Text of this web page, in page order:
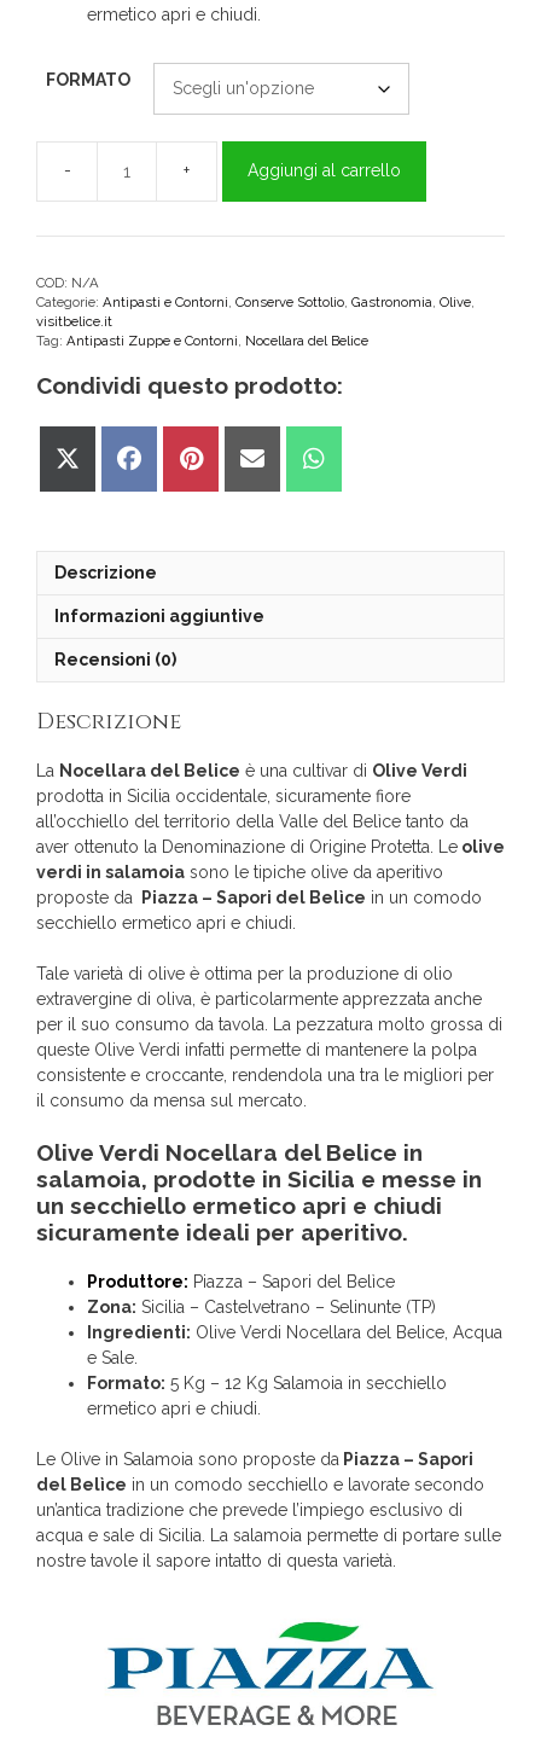
ermetico apri e chiudi.
FORMATO
Olive
Verdi
in
del
Belice
Secchiello
Aggiungi al carrello
COD: N/A
Categorie: Antipasti e Contorni Conserve Sottolio Gastronomia Olive
visitbelice.it
Tag: Antipasti Zuppe e Contorni Nocellara del Belice
Condividi questo prodotto:
Share
Share
Share
Share
Share
Descrizione
Informazioni aggiuntive
Recensioni (0)
Descrizione
La Nocellara del Belice è una cultivar di Olive Verdi
prodotta in Sicilia occidentale, sicuramente fiore
all’occhiello del territorio della Valle del Belìce tanto da
aver ottenuto la Denominazione di Origine Protetta. Le olive
verdi in salamoia sono le tipiche olive da aperitivo
proposte da
Piazza – Sapori del Belìce in un comodo
secchiello ermetico apri e chiudi.
Tale varietà di olive è ottima per la produzione di olio
extravergine di oliva, è particolarmente apprezzata anche
per il suo consumo da tavola. La pezzatura molto grossa di
queste Olive Verdi infatti permette di mantenere la polpa
consistente e croccante, rendendola una tra le migliori per
il consumo da mensa sul mercato.
Olive Verdi Nocellara del Belice in
salamoia, prodotte in Sicilia e messe in
un secchiello ermetico apri e chiudi
sicuramente ideali per aperitivo.
Produttore: Piazza – Sapori del Belìce
Zona: Sicilia – Castelvetrano – Selinunte (TP)
Ingredienti: Olive Verdi Nocellara del Belice, Acqua
e Sale.
Formato: 5 Kg – 12 Kg Salamoia in secchiello
ermetico apri e chiudi.
Le Olive in Salamoia sono proposte da Piazza – Sapori
del Belìce in un comodo secchiello e lavorate secondo
un’antica tradizione che prevede l’impiego esclusivo di
acqua e sale di Sicilia. La salamoia permette di portare sulle
nostre tavole il sapore intatto di questa varietà.